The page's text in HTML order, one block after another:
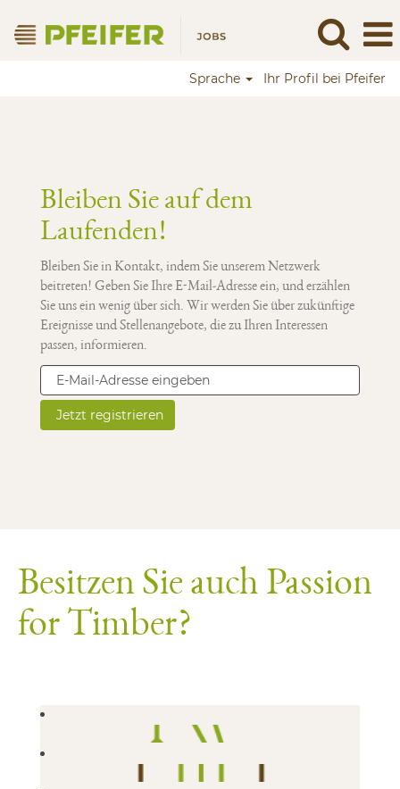
Sprache Ihr Profil bei Pfeifer
Bleiben Sie auf dem
Laufenden!
Bleiben Sie in Kontakt, indem Sie unserem Netzwerk
beitreten! Geben Sie Ihre E-Mail-Adresse ein, und erzählen
Sie uns ein wenig über sich. Wir werden Sie über zukünftige
Ereignisse und Stellenangebote, die zu Ihren Interessen
passen, informieren.
Besitzen Sie auch Passion
for Timber?